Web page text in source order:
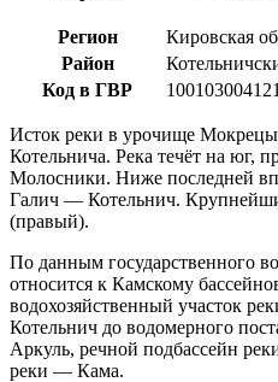
Регион
Кировская
Район
Код в ГВР
Исток реки в урочище Мокрецы
Котельнича. Река течёт на юг,
Молосники. Ниже последней
Галич — Котельнич.
(правый).
По данным государственного
относится к Камскому
водохозяйственный участок
Котельнич до водомерного
Аркуль, речной подбассейн
реки — Кама.